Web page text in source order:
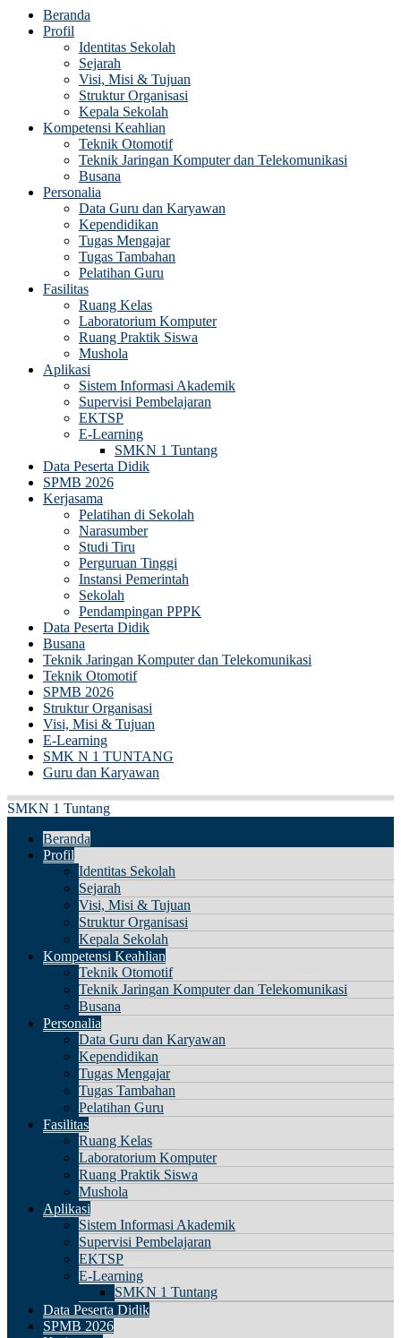
Beranda
Profil
Identitas Sekolah
Sejarah
Visi, Misi & Tujuan
Struktur Organisasi
Kepala Sekolah
Kompetensi Keahlian
Teknik Otomotif
Teknik Jaringan Komputer dan Telekomunikasi
Busana
Personalia
Data Guru dan Karyawan
Kependidikan
Tugas Mengajar
Tugas Tambahan
Pelatihan Guru
Fasilitas
Ruang Kelas
Laboratorium Komputer
Ruang Praktik Siswa
Mushola
Aplikasi
Sistem Informasi Akademik
Supervisi Pembelajaran
EKTSP
E-Learning
SMKN 1 Tuntang
Data Peserta Didik
SPMB 2026
Kerjasama
Pelatihan di Sekolah
Narasumber
Studi Tiru
Perguruan Tinggi
Instansi Pemerintah
Sekolah
Pendampingan PPPK
Data Peserta Didik
Busana
Teknik Jaringan Komputer dan Telekomunikasi
Teknik Otomotif
SPMB 2026
Struktur Organisasi
Visi, Misi & Tujuan
E-Learning
SMK N 1 TUNTANG
Guru dan Karyawan
SMKN 1 Tuntang
Beranda
Profil
Identitas Sekolah
Sejarah
Visi, Misi & Tujuan
Struktur Organisasi
Kepala Sekolah
Kompetensi Keahlian
Teknik Otomotif
Teknik Jaringan Komputer dan Telekomunikasi
Busana
Personalia
Data Guru dan Karyawan
Kependidikan
Tugas Mengajar
Tugas Tambahan
Pelatihan Guru
Fasilitas
Ruang Kelas
Laboratorium Komputer
Ruang Praktik Siswa
Mushola
Aplikasi
Sistem Informasi Akademik
Supervisi Pembelajaran
EKTSP
E-Learning
SMKN 1 Tuntang
Data Peserta Didik
SPMB 2026